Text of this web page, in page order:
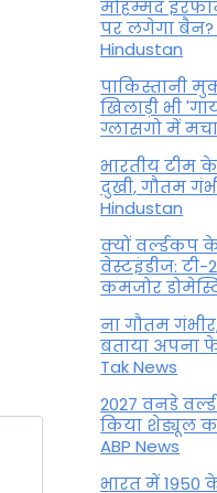
दिखे गंगा,
किस बात
By April 10,
मोहम्मद
पर लगेगा
Hindustan
पाकिस्तानी
खिलाड़ी भी
ग्लासगो में
भारतीय टीम
दुखी, गौतम
Hindustan
क्यों वर्ल्डकप
वेस्टइंडीज:
कमजोर
ना गौतम
बताया अपना
Tak News
2027 वनडे
किया शेड्यूल
ABP News
भारत में